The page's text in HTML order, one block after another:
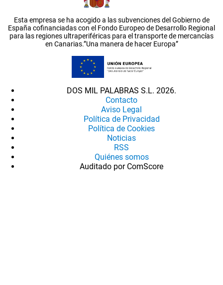
Esta empresa se ha acogido a las subvenciones del Gobierno de
España cofinanciadas con el Fondo Europeo de Desarrollo Regional
para las regiones ultraperiféricas para el transporte de mercancías
en Canarias.”Una manera de hacer Europa”
DOS MIL PALABRAS S.L. 2026.
Contacto
Aviso Legal
Política de Privacidad
Política de Cookies
Noticias
RSS
Quiénes somos
Auditado por ComScore